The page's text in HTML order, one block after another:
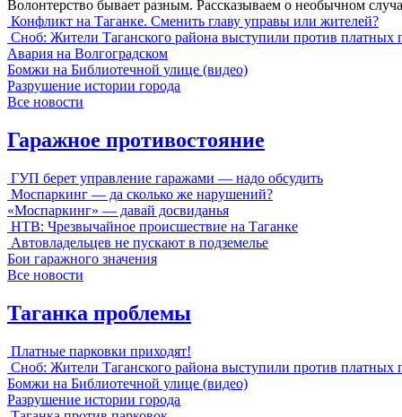
Волонтерство бывает разным. Рассказываем о необычном
Конфликт на Таганке. Сменить главу управы или жителей?
Сноб: Жители Таганского района выступили против платных
Авария на Волгоградском
Бомжи на Библиотечной улице (видео)
Разрушение истории города
Все новости
Гаражное противостояние
ГУП берет управление гаражами — надо обсудить
Моспаркинг — да сколько же нарушений?
«Моспаркинг» — давай досвиданья
НТВ: Чрезвычайное происшествие на Таганке
Автовладельцев не пускают в подземелье
Бои гаражного значения
Все новости
Таганка проблемы
Платные парковки приходят!
Сноб: Жители Таганского района выступили против платных
Бомжи на Библиотечной улице (видео)
Разрушение истории города